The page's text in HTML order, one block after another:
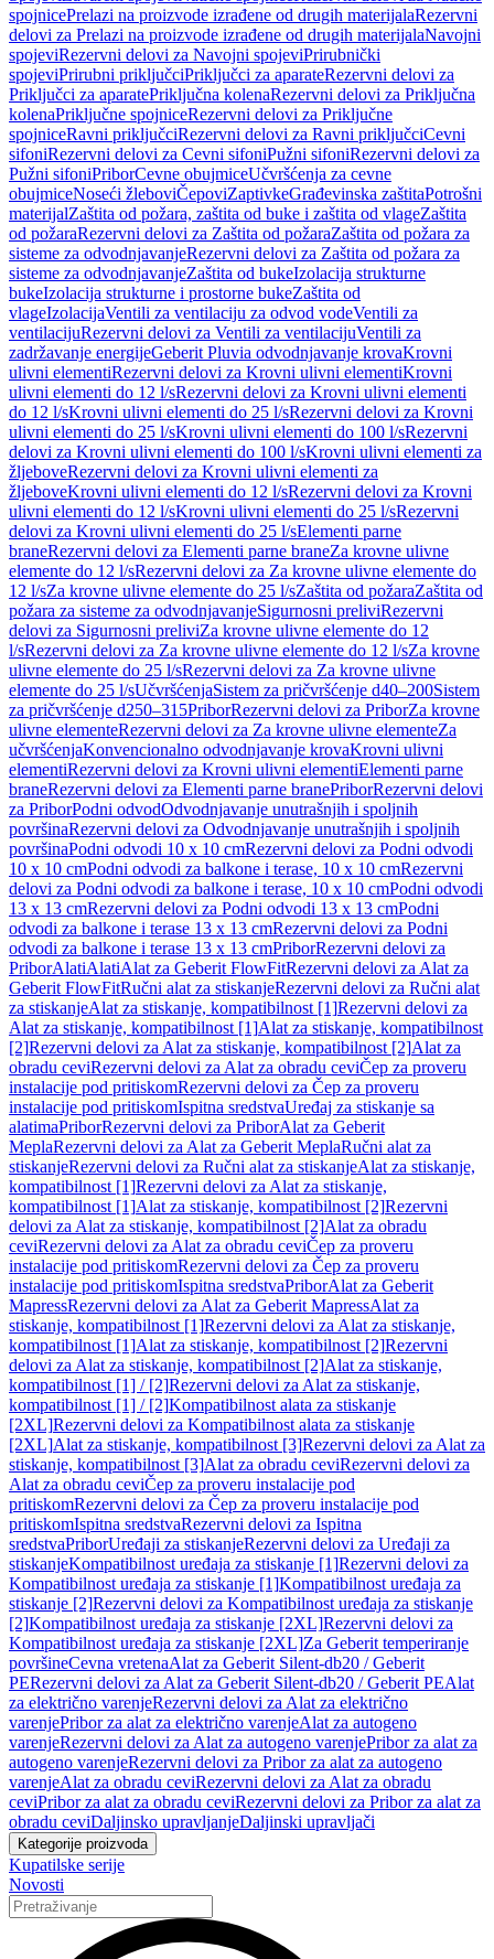
spojnicePrelazi na proizvode izrađene od drugih materijalaRezervni
delovi za Prelazi na proizvode izrađene od drugih materijalaNavojni
spojeviRezervni delovi za Navojni spojeviPrirubnički
spojeviPrirubni priključciPriključci za aparateRezervni delovi za
Priključci za aparatePriključna kolenaRezervni delovi za Priključna
kolenaPriključne spojniceRezervni delovi za Priključne
spojniceRavni priključciRezervni delovi za Ravni priključciCevni
sifoniRezervni delovi za Cevni sifoniPužni sifoniRezervni delovi za
Pužni sifoniPriborCevne obujmiceUčvršćenja za cevne
obujmiceNoseći žleboviČepoviZaptivkeGrađevinska zaštitaPotrošni
materijalZaštita od požara, zaštita od buke i zaštita od vlageZaštita
od požaraRezervni delovi za Zaštita od požaraZaštita od požara za
sisteme za odvodnjavanjeRezervni delovi za Zaštita od požara za
sisteme za odvodnjavanjeZaštita od bukeIzolacija strukturne
bukeIzolacija strukturne i prostorne bukeZaštita od
vlageIzolacijaVentili za ventilaciju za odvod vodeVentili za
ventilacijuRezervni delovi za Ventili za ventilacijuVentili za
zadržavanje energijeGeberit Pluvia odvodnjavanje krovaKrovni
ulivni elementiRezervni delovi za Krovni ulivni elementiKrovni
ulivni elementi do 12 l/sRezervni delovi za Krovni ulivni elementi
do 12 l/sKrovni ulivni elementi do 25 l/sRezervni delovi za Krovni
ulivni elementi do 25 l/sKrovni ulivni elementi do 100 l/sRezervni
delovi za Krovni ulivni elementi do 100 l/sKrovni ulivni elementi za
žljeboveRezervni delovi za Krovni ulivni elementi za
žljeboveKrovni ulivni elementi do 12 l/sRezervni delovi za Krovni
ulivni elementi do 12 l/sKrovni ulivni elementi do 25 l/sRezervni
delovi za Krovni ulivni elementi do 25 l/sElementi parne
braneRezervni delovi za Elementi parne braneZa krovne ulivne
elemente do 12 l/sRezervni delovi za Za krovne ulivne elemente do
12 l/sZa krovne ulivne elemente do 25 l/sZaštita od požaraZaštita od
požara za sisteme za odvodnjavanjeSigurnosni preliviRezervni
delovi za Sigurnosni preliviZa krovne ulivne elemente do 12
l/sRezervni delovi za Za krovne ulivne elemente do 12 l/sZa krovne
ulivne elemente do 25 l/sRezervni delovi za Za krovne ulivne
elemente do 25 l/sUčvršćenjaSistem za pričvršćenje d40–200Sistem
za pričvršćenje d250–315PriborRezervni delovi za PriborZa krovne
ulivne elementeRezervni delovi za Za krovne ulivne elementeZa
učvršćenjaKonvencionalno odvodnjavanje krovaKrovni ulivni
elementiRezervni delovi za Krovni ulivni elementiElementi parne
braneRezervni delovi za Elementi parne branePriborRezervni delovi
za PriborPodni odvodOdvodnjavanje unutrašnjih i spoljnih
površinaRezervni delovi za Odvodnjavanje unutrašnjih i spoljnih
površinaPodni odvodi 10 x 10 cmRezervni delovi za Podni odvodi
10 x 10 cmPodni odvodi za balkone i terase, 10 x 10 cmRezervni
delovi za Podni odvodi za balkone i terase, 10 x 10 cmPodni odvodi
13 x 13 cmRezervni delovi za Podni odvodi 13 x 13 cmPodni
odvodi za balkone i terase 13 x 13 cmRezervni delovi za Podni
odvodi za balkone i terase 13 x 13 cmPriborRezervni delovi za
PriborAlatiAlatiAlat za Geberit FlowFitRezervni delovi za Alat za
Geberit FlowFitRučni alat za stiskanjeRezervni delovi za Ručni alat
za stiskanjeAlat za stiskanje, kompatibilnost [1]Rezervni delovi za
Alat za stiskanje, kompatibilnost [1]Alat za stiskanje, kompatibilnost
[2]Rezervni delovi za Alat za stiskanje, kompatibilnost [2]Alat za
obradu ceviRezervni delovi za Alat za obradu ceviČep za proveru
instalacije pod pritiskomRezervni delovi za Čep za proveru
instalacije pod pritiskomIspitna sredstvaUređaj za stiskanje sa
alatimaPriborRezervni delovi za PriborAlat za Geberit
MeplaRezervni delovi za Alat za Geberit MeplaRučni alat za
stiskanjeRezervni delovi za Ručni alat za stiskanjeAlat za stiskanje,
kompatibilnost [1]Rezervni delovi za Alat za stiskanje,
kompatibilnost [1]Alat za stiskanje, kompatibilnost [2]Rezervni
delovi za Alat za stiskanje, kompatibilnost [2]Alat za obradu
ceviRezervni delovi za Alat za obradu ceviČep za proveru
instalacije pod pritiskomRezervni delovi za Čep za proveru
instalacije pod pritiskomIspitna sredstvaPriborAlat za Geberit
MapressRezervni delovi za Alat za Geberit MapressAlat za
stiskanje, kompatibilnost [1]Rezervni delovi za Alat za stiskanje,
kompatibilnost [1]Alat za stiskanje, kompatibilnost [2]Rezervni
delovi za Alat za stiskanje, kompatibilnost [2]Alat za stiskanje,
kompatibilnost [1] / [2]Rezervni delovi za Alat za stiskanje,
kompatibilnost [1] / [2]Kompatibilnost alata za stiskanje
[2XL]Rezervni delovi za Kompatibilnost alata za stiskanje
[2XL]Alat za stiskanje, kompatibilnost [3]Rezervni delovi za Alat za
stiskanje, kompatibilnost [3]Alat za obradu ceviRezervni delovi za
Alat za obradu ceviČep za proveru instalacije pod
pritiskomRezervni delovi za Čep za proveru instalacije pod
pritiskomIspitna sredstvaRezervni delovi za Ispitna
sredstvaPriborUređaji za stiskanjeRezervni delovi za Uređaji za
stiskanjeKompatibilnost uređaja za stiskanje [1]Rezervni delovi za
Kompatibilnost uređaja za stiskanje [1]Kompatibilnost uređaja za
stiskanje [2]Rezervni delovi za Kompatibilnost uređaja za stiskanje
[2]Kompatibilnost uređaja za stiskanje [2XL]Rezervni delovi za
Kompatibilnost uređaja za stiskanje [2XL]Za Geberit temperiranje
površineCevna vretenaAlat za Geberit Silent-db20 / Geberit
PERezervni delovi za Alat za Geberit Silent-db20 / Geberit PEAlat
za električno varenjeRezervni delovi za Alat za električno
varenjePribor za alat za električno varenjeAlat za autogeno
varenjeRezervni delovi za Alat za autogeno varenjePribor za alat za
autogeno varenjeRezervni delovi za Pribor za alat za autogeno
varenjeAlat za obradu ceviRezervni delovi za Alat za obradu
ceviPribor za alat za obradu ceviRezervni delovi za Pribor za alat za
obradu ceviDaljinsko upravljanjeDaljinski upravljači
Kategorije proizvoda
Kupatilske serije
Novosti